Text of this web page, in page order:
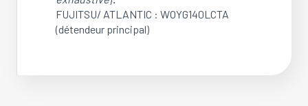
FUJITSU/ ATLANTIC : WOYG140LCTA
(détendeur principal)